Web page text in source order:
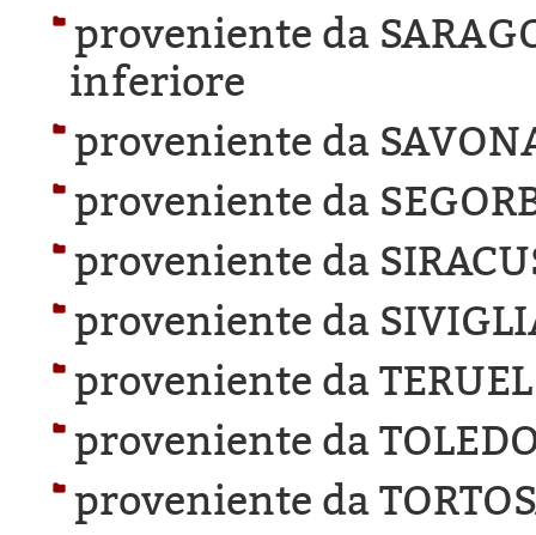
proveniente da
inferiore
proveniente da
proveniente da
proveniente da
proveniente da
proveniente da
proveniente da
proveniente da